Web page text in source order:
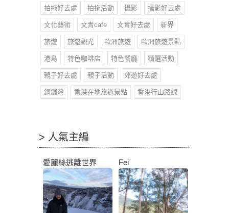
拍拖好去處 拍拖活動 攝影 攝影好去處
文化藝術 文青cafe 文青好去處 新界
旅遊 旅遊觀光 歐洲旅遊 歐洲旅遊景點
港島 特色咖啡店 特色餐廳 精選活動
親子好去處 親子活動 郊遊好去處
銅鑼灣 香港在地旅遊景點 香港行山路線
> 人氣主編
愛麗絲逃離世界 Fei